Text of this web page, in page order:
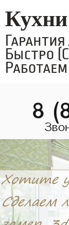
Быстро
Работаем
8